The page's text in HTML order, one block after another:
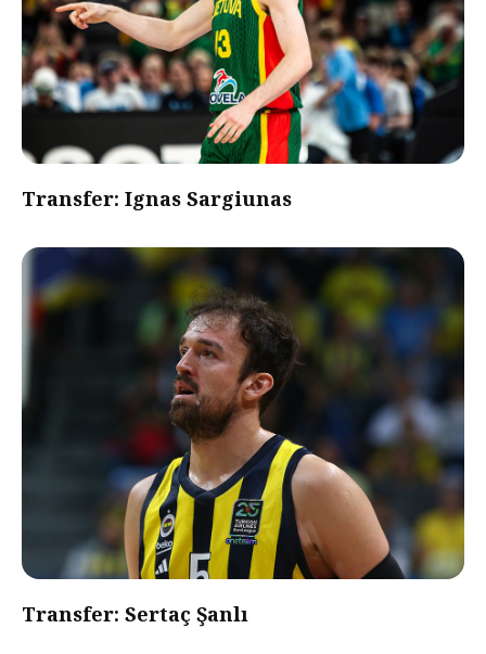
Transfer: Ignas Sargiunas
Transfer: Sertaç Şanlı